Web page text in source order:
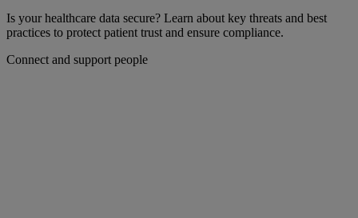
Is your healthcare data secure? Learn about key threats and best
practices to protect patient trust and ensure compliance.
Connect and support people